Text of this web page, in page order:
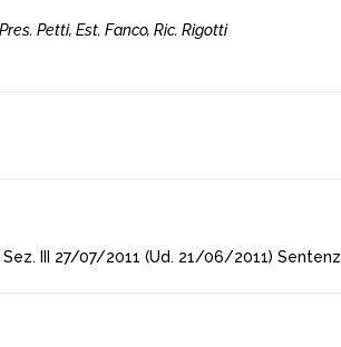
Petti, Est. Fanco, Ric. Rigotti
Sez. III 27/07/2011 (Ud. 21/06/2011)